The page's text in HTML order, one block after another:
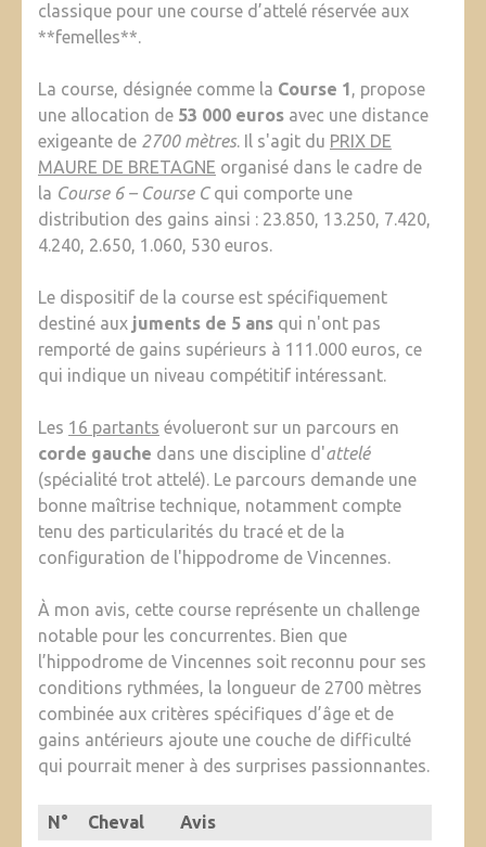
classique pour une course d’attelé réservée aux
**femelles**.
La course, désignée comme la Course 1, propose
une allocation de 53 000 euros avec une distance
exigeante de 2700 mètres. Il s'agit du PRIX DE
MAURE DE BRETAGNE organisé dans le cadre de
la Course 6 – Course Cqui comporte une
distribution des gains ainsi : 23.850, 13.250, 7.420,
4.240, 2.650, 1.060, 530 euros.
Le dispositif de la course est spécifiquement
destiné aux juments de 5 ans qui n'ont pas
remporté de gains supérieurs à 111.000 euros, ce
qui indique un niveau compétitif intéressant.
Les 16 partants évolueront sur un parcours en
corde gauche dans une discipline d'attelé
(spécialité trot attelé). Le parcours demande une
bonne maîtrise technique, notamment compte
tenu des particularités du tracé et de la
configuration de l'hippodrome de Vincennes.
À mon avis, cette course représente un challenge
notable pour les concurrentes. Bien que
l’hippodrome de Vincennes soit reconnu pour ses
conditions rythmées, la longueur de 2700 mètres
combinée aux critères spécifiques d’âge et de
gains antérieurs ajoute une couche de difficulté
qui pourrait mener à des surprises passionnantes.
N° Cheval Avis